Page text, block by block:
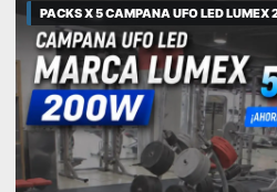
PACKS X 5 CAMPANA UFO LED LUMEX